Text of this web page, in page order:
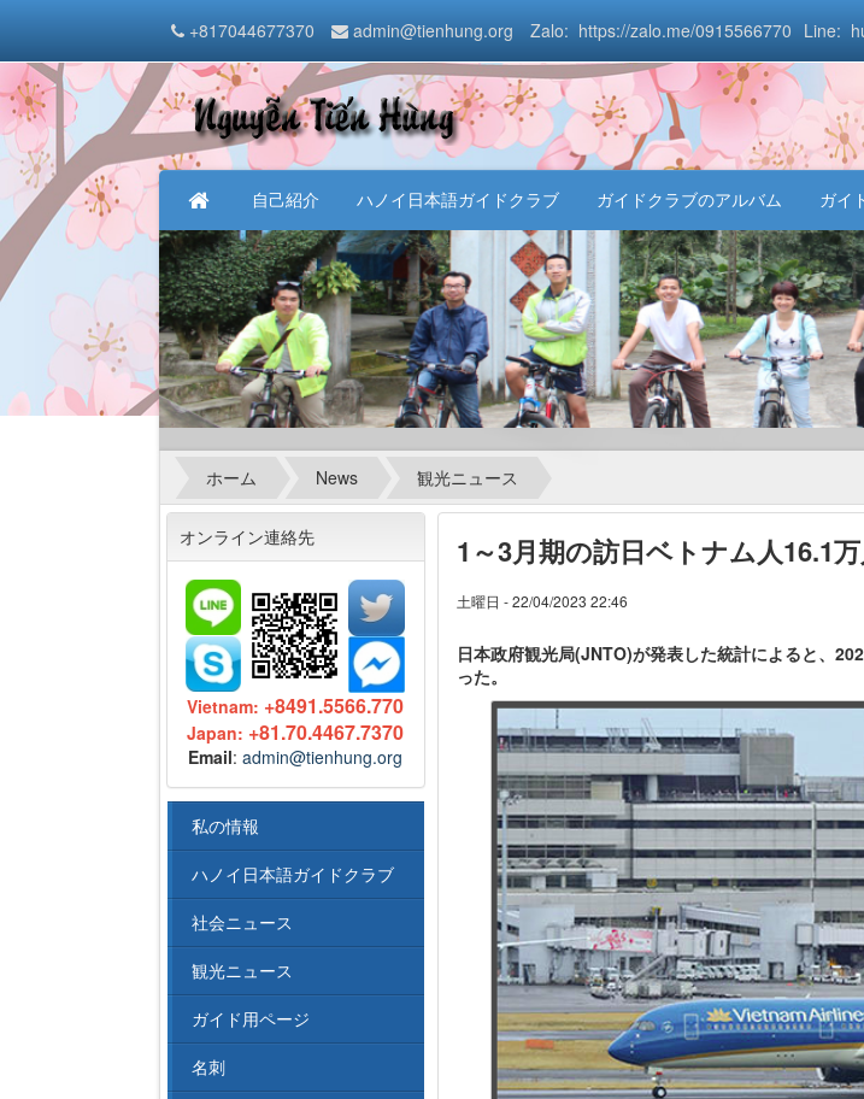
自己紹介 ハノイ日本語ガイドクラブ ガイドクラブのアルバム ガイ
+817044677370 admin@tienhung.org Zalo: https://zalo.me/0915566770 Line:
ホーム News 観光ニュース
1～3月期の訪日ベトナム人16.1
土曜日 - 22/04/2023 22:46
日本政府観光局(JNTO)が発表した統計によると、
った。
オンライン連絡先
Vietnam: +8491.5566.770
Japan: +81.70.4467.7370
Email:admin@tienhung.org
私の情報
ハノイ日本語ガイドクラブ
社会ニュース
観光ニュース
ガイド用ページ
名刺